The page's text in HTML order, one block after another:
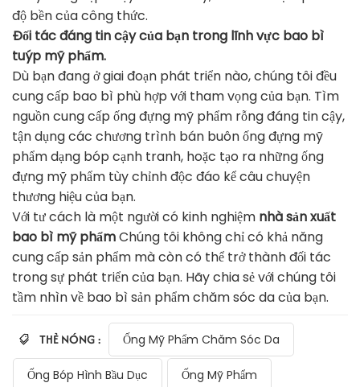
độ bền của công thức.
Đối tác đáng tin cậy của bạn trong lĩnh vực bao bì
tuýp mỹ phẩm.
Dù bạn đang ở giai đoạn phát triển nào, chúng tôi đều
cung cấp bao bì phù hợp với tham vọng của bạn. Tìm
nguồn cung cấp ống đựng mỹ phẩm rỗng đáng tin cậy,
tận dụng các chương trình bán buôn ống đựng mỹ
phẩm dạng bóp cạnh tranh, hoặc tạo ra những ống
đựng mỹ phẩm tùy chỉnh độc đáo kể câu chuyện
thương hiệu của bạn.
Với tư cách là một người có kinh nghiệm nhà sản xuất
bao bì mỹ phẩmChúng tôi không chỉ có khả năng
cung cấp sản phẩm mà còn có thể trở thành đối tác
trong sự phát triển của bạn. Hãy chia sẻ với chúng tôi
tầm nhìn về bao bì sản phẩm chăm sóc da của bạn.
THẺ NÓNG : Ống Mỹ Phẩm Chăm Sóc Da
Ống Bóp Hình Bầu Dục Ống Mỹ Phẩm